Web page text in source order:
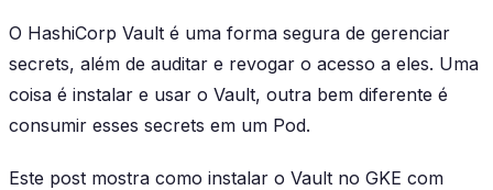
O HashiCorp Vault é uma forma segura de gerenciar
secrets, além de auditar e revogar o acesso a eles. Uma
coisa é instalar e usar o Vault, outra bem diferente é
consumir esses secrets em um Pod.
Este post mostra como instalar o Vault no GKE com